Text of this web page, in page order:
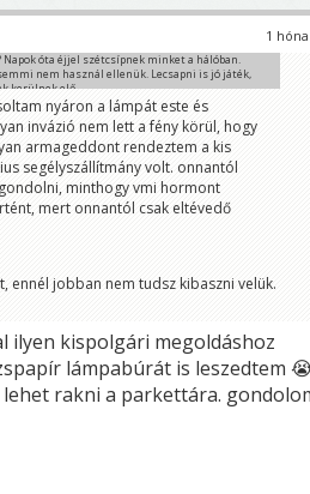
1
óta éjjel szétcsípnek minket a hálóban.
nem használ ellenük. Lecsapni is jó játék,
kerülnek elő.
nyáron a lámpát este és
invázió nem lett a fény körül, hogy
armageddont rendeztem a kis
segélyszállítmány volt. onnantól
minthogy vmi hormont
mert onnantól csak eltévedő
ennél jobban nem tudsz kibaszni velük.
ilyen kispolgári megoldáshoz
lámpabúrát is leszedtem
rakni a parkettára.